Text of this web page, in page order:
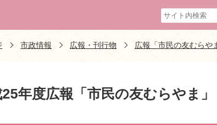
市政情報 広報・刊行物 広報「市民の友むらや
年度広報「市民の友むらやま」